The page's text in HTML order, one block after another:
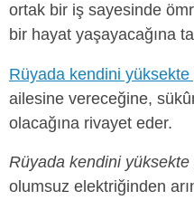
ortak bir iş sayesinde
bir hayat yaşayacağına
Rüyada kendini
ailesine vereceğine,
olacağına rivayet eder.
Rüyada kendini
olumsuz elektriğinden